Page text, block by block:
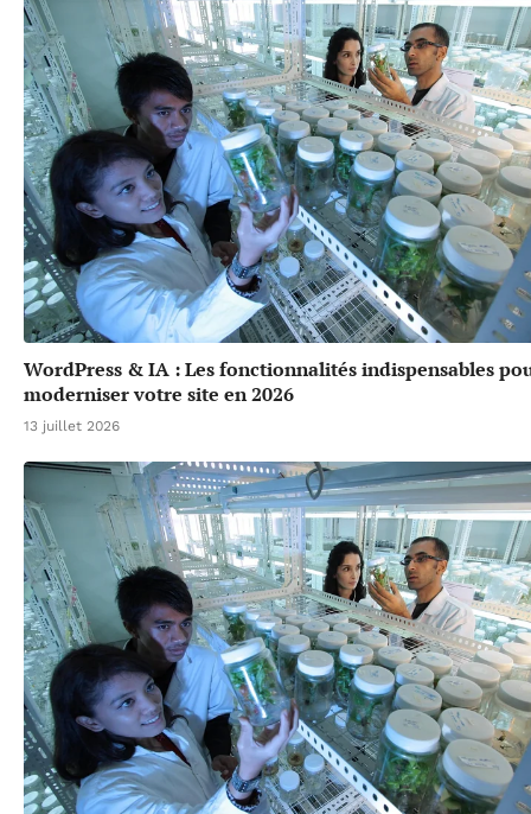
WordPress & IA : Les fonctionnalités indispensables
moderniser votre site en 2026
13 juillet 2026